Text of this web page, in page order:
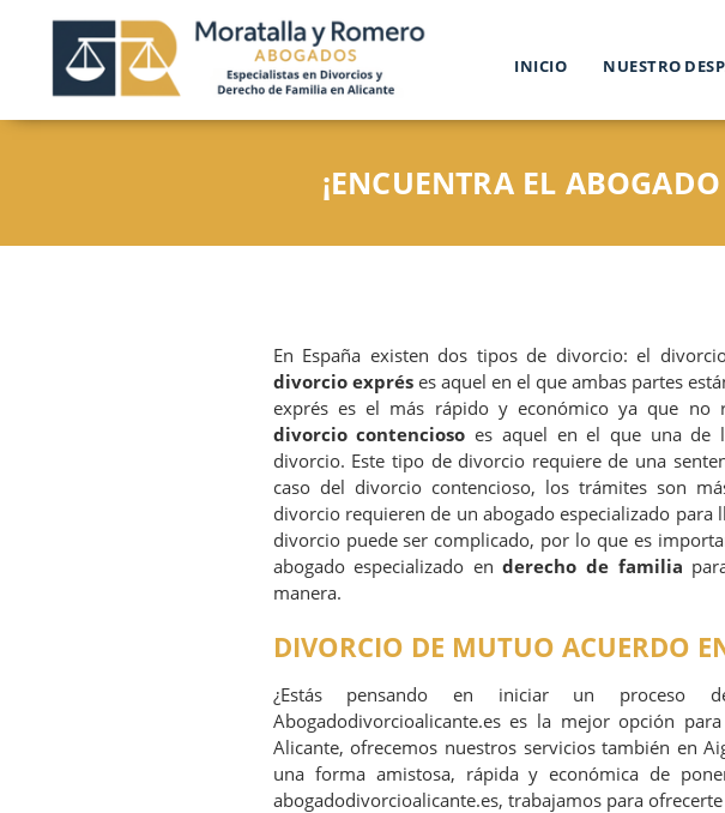
INICIO NUESTRO
¡ENCUENTRA EL
En España existen dos tipos de divorcio: el
divorcio expréses aquel en el que ambas partes
exprés es el más rápido y económico ya que no
divorcio contencioso es aquel en el que una de
divorcio. Este tipo de divorcio requiere de una
caso del divorcio contencioso, los trámites son
divorcio requieren de un abogado especializado para
divorcio puede ser complicado, por lo que es
abogado especializado enderecho de familia
manera.
DIVORCIO DE MUTUO ACUERDO
¿Estás pensando en iniciar un proceso
Abogadodivorcioalicante.es es la mejor opción
Alicante, ofrecemos nuestros servicios también en
una forma amistosa, rápida y económica de
abogadodivorcioalicante.es, trabajamos para